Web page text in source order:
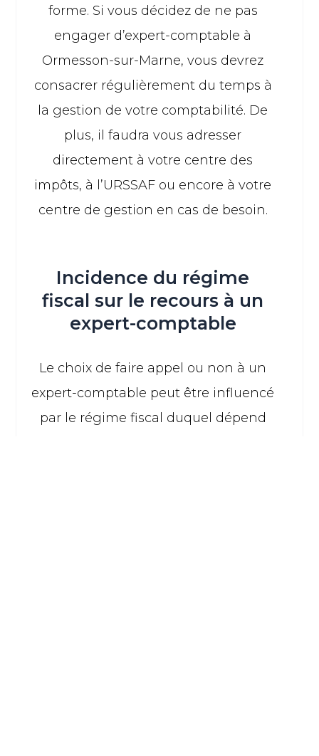
forme. Si vous décidez de ne pas
engager d’expert-comptable à
Ormesson-sur-Marne, vous devrez
consacrer régulièrement du temps à
la gestion de votre comptabilité. De
plus, il faudra vous adresser
directement à votre centre des
impôts, à l’URSSAF ou encore à votre
centre de gestion en cas de besoin.
Incidence du régime
fiscal sur le recours à un
expert-comptable
Le choix de faire appel ou non à un
expert-comptable peut être influencé
par le régime fiscal duquel dépend